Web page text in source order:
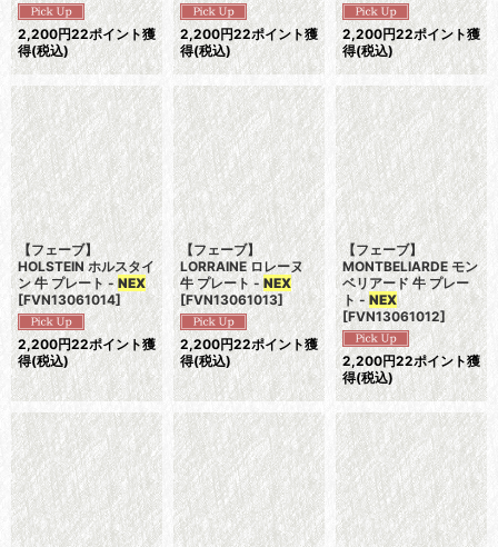
2,200円22ポイント獲
得(税込)
2,200円22ポイント獲
得(税込)
2,200円22ポイント獲
得(税込)
【フェーブ】
HOLSTEIN ホルスタイ
ン 牛 プレート -NEX
[FVN13061014]
2,200円22ポイント獲
得(税込)
【フェーブ】
LORRAINE ロレーヌ
牛 プレート -NEX
[FVN13061013]
2,200円22ポイント獲
得(税込)
【フェーブ】
MONTBELIARDE モン
ベリアード 牛 プレー
ト -NEX
[FVN13061012]
2,200円22ポイント獲
得(税込)